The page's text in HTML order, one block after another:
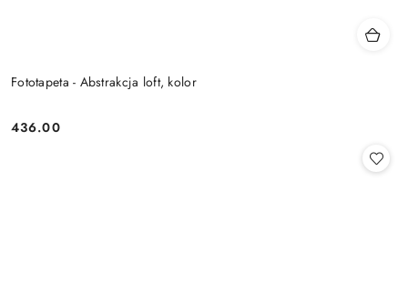
Fototapeta - Abstrakcja loft, kolor
Cena:
436.00